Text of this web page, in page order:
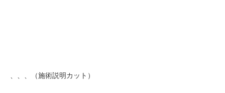
、、、（施術説明カット）